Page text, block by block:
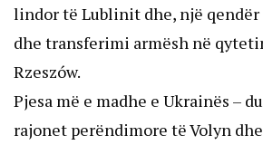
lindor të Lublinit dhe, një
dhe transferimi armësh në
Rzeszów.
Pjesa më e madhe e Ukrainës –
rajonet perëndimore të Volyn